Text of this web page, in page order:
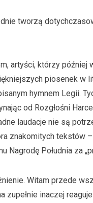
tworzą
artyści, którzy
piosenek w
hymnem Legii.
od Rozgłośni
laudacje nie są
znakomitych tekstów
Nagrodę Południa za
Witam przede
zupełnie inaczej